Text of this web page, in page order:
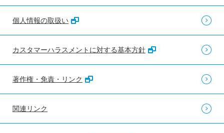
個人情報の取扱い
カスタマーハラスメントに対する基本方針
著作権・免責・リンク
関連リンク